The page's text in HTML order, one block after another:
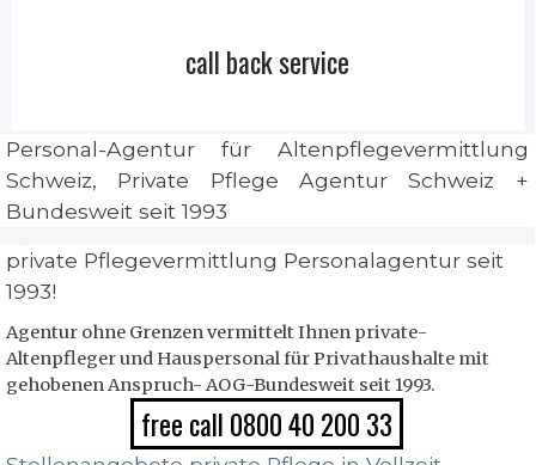
call back service
Personal-Agentur für Altenpflegevermittlung
Schweiz, Private Pflege Agentur Schweiz +
Bundesweit seit 1993
private Pflegevermittlung Personalagentur seit
1993!
Agentur ohne Grenzen vermittelt Ihnen private-
Altenpfleger und Hauspersonal für Privathaushalte mit
gehobenen Anspruch- AOG-Bundesweit seit 1993.
free call 0800 40 200 33